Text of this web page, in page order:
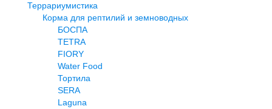
Террариумистика
Корма для рептилий и земноводных
БОСПА
TETRA
FIORY
Water Food
Тортила
SERA
Laguna